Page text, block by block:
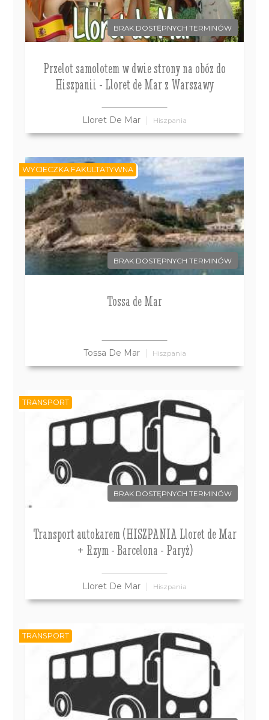
BRAK DOSTĘPNYCH TERMINÓW
Przelot samolotem w dwie strony na obóz do
Hiszpanii - Lloret de Mar z Warszawy
Lloret De Mar Hiszpania
BRAK DOSTĘPNYCH TERMINÓW
Tossa de Mar
Tossa De Mar Hiszpania
WYCIECZKA FAKULTATYWNA
BRAK DOSTĘPNYCH TERMINÓW
Transport autokarem (HISZPANIA Lloret de Mar
+ Rzym - Barcelona - Paryż)
Lloret De Mar Hiszpania
TRANSPORT
TRANSPORT